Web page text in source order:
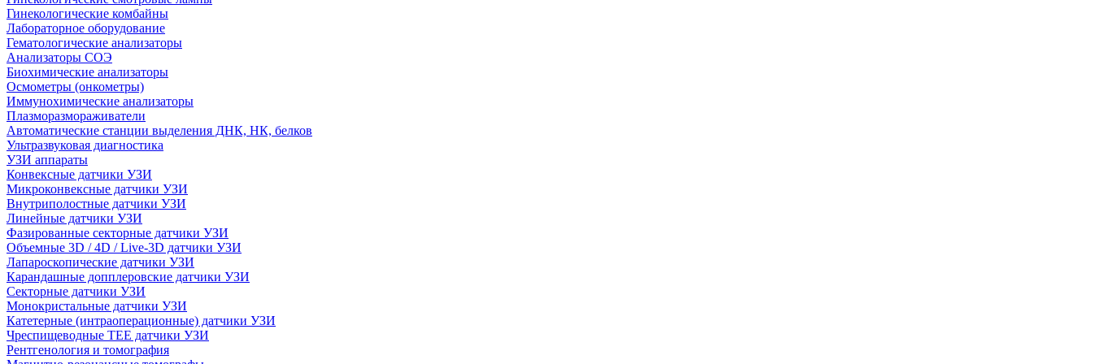
Гинекологические комбайны
Лабораторное оборудование
Гематологические анализаторы
Анализаторы СОЭ
Биохимические анализаторы
Осмометры (онкометры)
Иммунохимические анализаторы
Плазморазмораживатели
Автоматические станции выделения ДНК, НК, белков
Ультразвуковая диагностика
УЗИ аппараты
Конвексные датчики УЗИ
Микроконвексные датчики УЗИ
Внутриполостные датчики УЗИ
Линейные датчики УЗИ
Фазированные секторные датчики УЗИ
Объемные 3D / 4D / Live-3D датчики УЗИ
Лапароскопические датчики УЗИ
Карандашные допплеровские датчики УЗИ
Секторные датчики УЗИ
Монокристальные датчики УЗИ
Катетерные (интраоперационные) датчики УЗИ
Чреспищеводные TEE датчики УЗИ
Рентгенология и томография